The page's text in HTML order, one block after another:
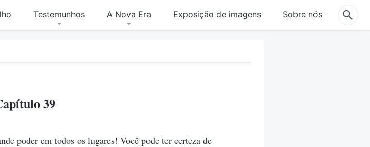
Testemunhos A Nova Era Exposição de imagens Sobre nós
39
poder em todos os lugares! Você pode ter certeza de